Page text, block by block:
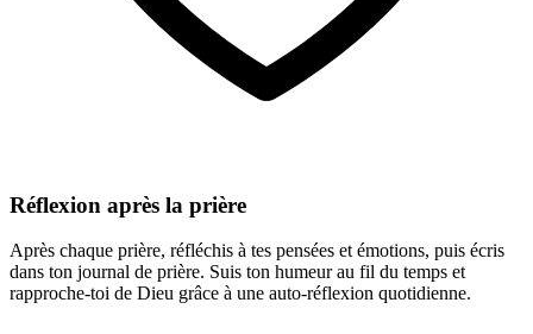
Réflexion après la prière
Après chaque prière, réfléchis à tes pensées et émotions, puis écris
dans ton journal de prière. Suis ton humeur au fil du temps et
rapproche-toi de Dieu grâce à une auto-réflexion quotidienne.